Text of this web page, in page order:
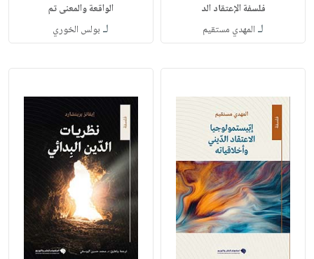
فلسفة الإعتقاد الد
لـ المهدي مستقيم
الواقعة والمعنى تم
لـ بولس الخوري